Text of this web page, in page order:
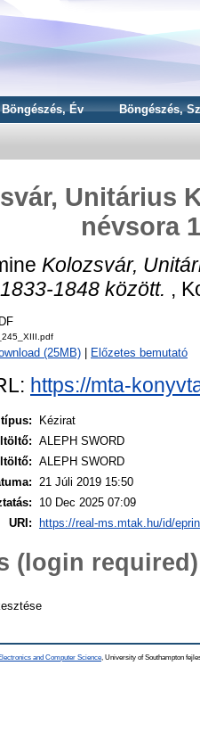
Böngészés, Év Böngészés,
Unitárius
névsora
Kolozsvár,
1848 között. ,
(25MB) Előzetes bemutató
https://mta-
Kézirat
ALEPH SWORD
ALEPH SWORD
21 Júli 2019 15:50
10 Dec 2025 07:09
URI:
https://real-ms.mtak.hu/id/
(login required)
and Computer Science , University of Southampton